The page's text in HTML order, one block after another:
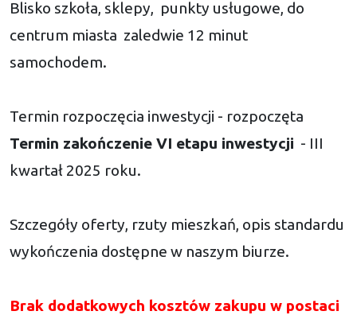
Blisko szkoła, sklepy, punkty usługowe, do
centrum miasta zaledwie 12 minut
samochodem.
Termin rozpoczęcia inwestycji - rozpoczęta
Termin zakończenie VI etapu inwestycji - III
kwartał 2025 roku.
Szczegóły oferty, rzuty mieszkań, opis standardu
wykończenia dostępne w naszym biurze.
Brak dodatkowych kosztów zakupu w postaci